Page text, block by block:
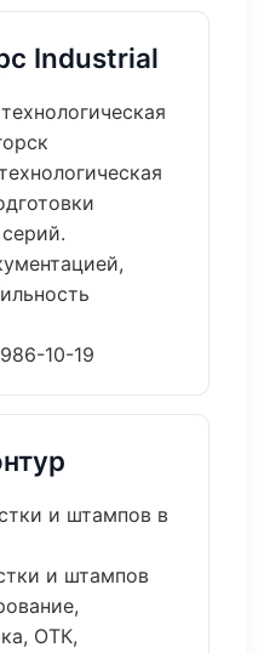
Industrial
10-19
и штампов в
и штампов
ОТК,